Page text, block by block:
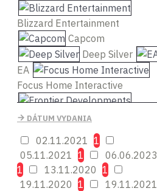
Blizzard Entertainment
Capcom
Deep Silver
EA
Focus Home Interactive
Frontier Developments
Publishing
Giants Software
KOEI
KRAFTON
DÁTUM VYDANIA
02.11.2021 1
05.11.2021 1
06.06.2023
1
13.11.2020 1
19.11.2020 1 19.11.2021